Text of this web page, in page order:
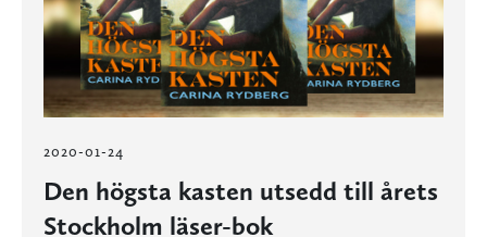
2020-01-24
Den högsta kasten utsedd till årets
Stockholm läser-bok